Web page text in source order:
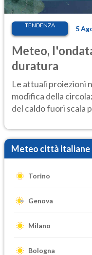
TENDENZA 5
Meteo,
duratura
Le attuali proiezioni
modifica della
del caldo fuori scala
Meteo città italiane
Torino
Genova
Milano
Bologna